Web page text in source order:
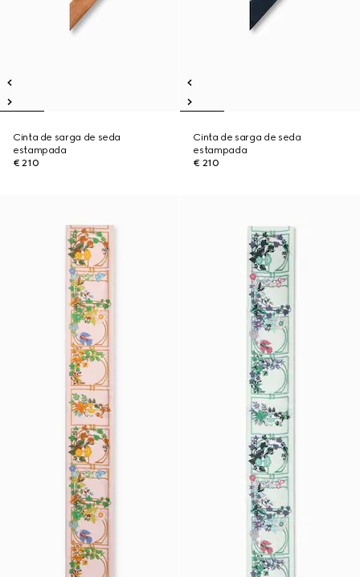
Cinta de sarga de seda
estampada
€ 210
Cinta de sarga de seda
estampada
€ 210